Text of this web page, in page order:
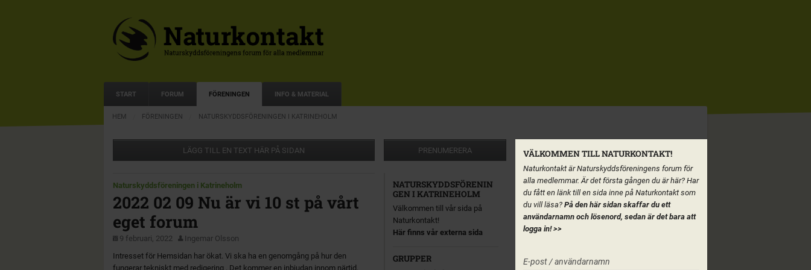
START FORUM FÖRENINGEN INFO & MATERIAL
HEM FÖRENINGEN NATURSKYDDSFÖRENINGEN I KATRINEHOLM
LÄGG TILL EN TEXT HÄR PÅ SIDAN
Naturskyddsföreningen i Katrineholm
2022 02 09 Nu är vi 10 st på vårt
eget forum
9 februari, 2022
Ingemar Olsson
Intresset för Hemsidan har ökat. Vi ska ha en genomgång på hur den
fungerar tekniskt med redigering . Det kommer en inbjudan innom närtid.
PRENUMERERA
NATURSKYDDSFÖRENIN
GEN I KATRINEHOLM
Välkommen till vår sida på
Naturkontakt!
Här finns vår externa sida
GRUPPER
VÄLKOMMEN TILL NATURKONTAKT!
Naturkontakt är Naturskyddsföreningens forum för
alla medlemmar. Är det första gången du är här? Har
du fått en länk till en sida inne på Naturkontakt som
du vill läsa? På den här sidan skaffar du ett
användarnamn och lösenord, sedan är det bara att
logga in!>>
E-post / användarnamn